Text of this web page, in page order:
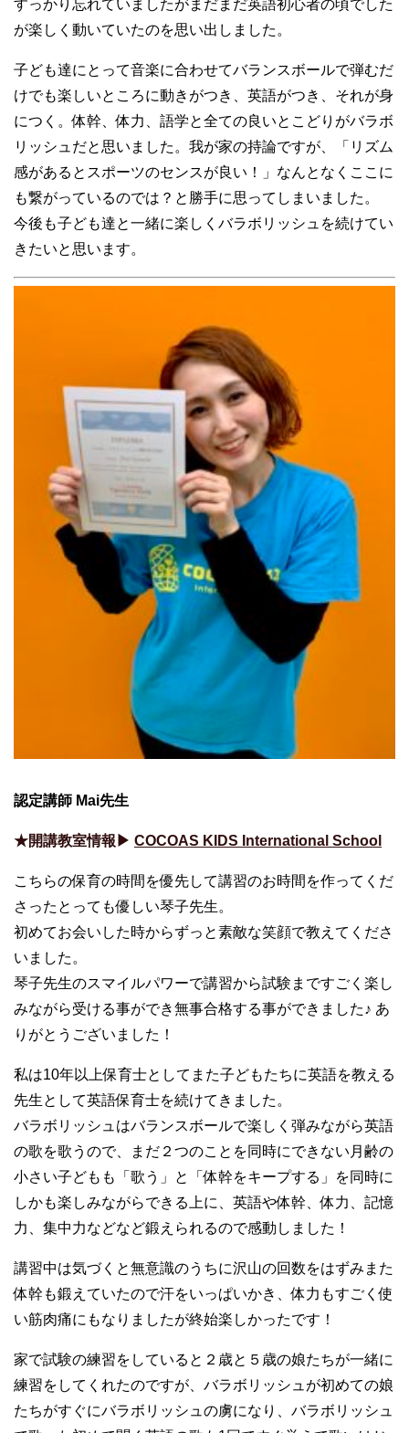
すっかり忘れていましたがまだまだ英語初心者の頃でした
が楽しく動いていたのを思い出しました。
子ども達にとって音楽に合わせてバランスボールで弾むだ
けでも楽しいところに動きがつき、英語がつき、それが身
につく。体幹、体力、語学と全ての良いとこどりがバラボ
リッシュだと思いました。我が家の持論ですが、「リズム
感があるとスポーツのセンスが良い！」なんとなくここに
も繋がっているのでは？と勝手に思ってしまいました。
今後も子ども達と一緒に楽しくバラボリッシュを続けてい
きたいと思います。
認定講師 Mai先生
★開講教室情報▶︎ COCOAS KIDS International School
こちらの保育の時間を優先して講習のお時間を作ってくだ
さったとっても優しい琴子先生。
初めてお会いした時からずっと素敵な笑顔で教えてくださ
いました。
琴子先生のスマイルパワーで講習から試験まですごく楽し
みながら受ける事ができ無事合格する事ができました♪ あ
りがとうございました！
私は10年以上保育士としてまた子どもたちに英語を教える
先生として英語保育士を続けてきました。
バラボリッシュはバランスボールで楽しく弾みながら英語
の歌を歌うので、まだ２つのことを同時にできない月齢の
小さい子どもも「歌う」と「体幹をキープする」を同時に
しかも楽しみながらできる上に、英語や体幹、体力、記憶
力、集中力などなど鍛えられるので感動しました！
講習中は気づくと無意識のうちに沢山の回数をはずみまた
体幹も鍛えていたので汗をいっぱいかき、体力もすごく使
い筋肉痛にもなりましたが終始楽しかったです！
家で試験の練習をしていると２歳と５歳の娘たちが一緒に
練習をしてくれたのですが、バラボリッシュが初めての娘
たちがすぐにバラボリッシュの虜になり、バラボリッシュ